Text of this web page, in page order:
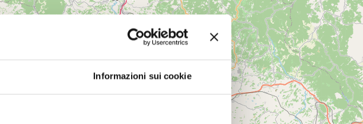
Informazioni sui cookie